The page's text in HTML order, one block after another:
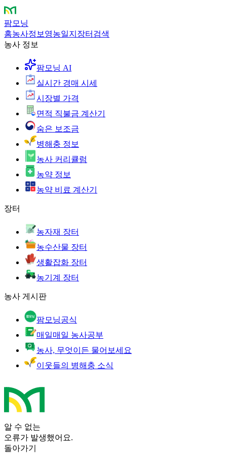
팜모닝
홈농사정보 영농일지 장터 검색
농사 정보
팜모닝 AI
실시간 경매 시세
시장별 가격
면적 직불금 계산기
숨은 보조금
병해충 정보
농사 커리큘럼
농약 정보
농약 비료 계산기
장터
농자재 장터
농수산물 장터
생활잡화 장터
농기계 장터
농사 게시판
팜모닝공식
매일매일 농사공부
농사, 무엇이든 물어보세요
이웃들의 병해충 소식
알 수 없는
오류가 발생했어요.
돌아가기